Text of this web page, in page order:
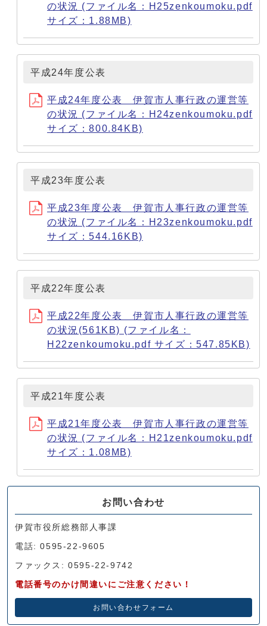
の状況 (ファイル名：H25zenkoumoku.pdf
サイズ：1.88MB)
平成24年度公表
平成24年度公表 伊賀市人事行政の運営等
の状況 (ファイル名：H24zenkoumoku.pdf
サイズ：800.84KB)
平成23年度公表
平成23年度公表 伊賀市人事行政の運営等
の状況 (ファイル名：H23zenkoumoku.pdf
サイズ：544.16KB)
平成22年度公表
平成22年度公表 伊賀市人事行政の運営等
の状況(561KB) (ファイル名：
H22zenkoumoku.pdf サイズ：547.85KB)
平成21年度公表
平成21年度公表 伊賀市人事行政の運営等
の状況 (ファイル名：H21zenkoumoku.pdf
サイズ：1.08MB)
お問い合わせ
伊賀市役所総務部人事課
電話: 0595-22-9605
ファックス: 0595-22-9742
電話番号のかけ間違いにご注意ください！
お問い合わせフォーム